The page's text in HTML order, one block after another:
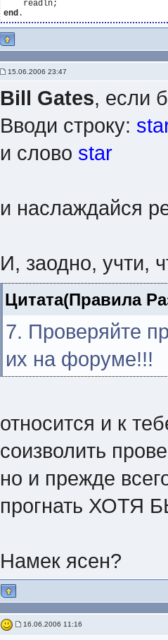
end
15.06.2006 23:47
Bill Gates, если
Вводи строку:
и слово star
и наслаждайся
И, заодно, учти,
Цитата(Правила
7. Проверяйте
их на форуме!!!
относится и к
соизволить
но и прежде
прогнать ХОТЯ
Намек ясен?
16.06.2006 11:16